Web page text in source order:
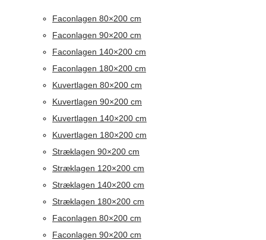
Faconlagen 80×200 cm
Faconlagen 90×200 cm
Faconlagen 140×200 cm
Faconlagen 180×200 cm
Kuvertlagen 80×200 cm
Kuvertlagen 90×200 cm
Kuvertlagen 140×200 cm
Kuvertlagen 180×200 cm
Stræklagen 90×200 cm
Stræklagen 120×200 cm
Stræklagen 140×200 cm
Stræklagen 180×200 cm
Faconlagen 80×200 cm
Faconlagen 90×200 cm